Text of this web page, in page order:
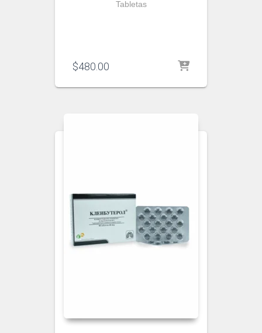
Tabletas
$480.00